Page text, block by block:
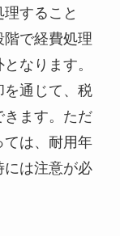
すること
で経費処理
なります。
を通じて、税
きます。ただ
ては、耐用年
には注意が必